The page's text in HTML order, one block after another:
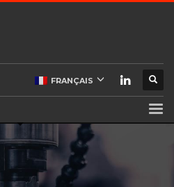
FRANÇAIS